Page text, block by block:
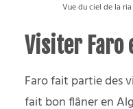
Vue du ciel de la
Visiter Faro
Faro fait partie des
fait bon flâner en